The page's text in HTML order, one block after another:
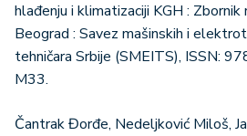
hlađenju i klimatizaciji KGH :
Beograd : Savez mašinskih i
tehničara Srbije (SMEITS), ISSN:
M33.
Čantrak Đorđe, Nedeljković Miloš,